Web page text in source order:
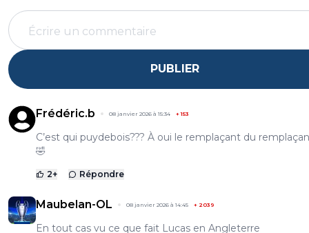
PUBLIER
Frédéric.b 08 janvier 2026 à 15:34 +153
C’est qui puydebois??? À oui le remplaçant du
🤣
2+ Répondre
Maubelan-OL 08 janvier 2026 à 14:45 + 2039
En tout cas vu ce que fait Lucas en Angleterre